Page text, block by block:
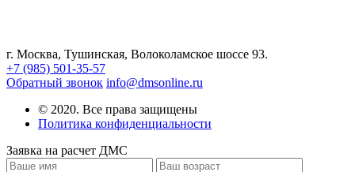
г. Москва, Тушинская, Волоколамское шоссе 93.
+7 (985) 501-35-57
Обратный звонок info@dmsonline.ru
© 2020. Все права защищены
Политика конфиденциальности
Заявка на расчет ДМС